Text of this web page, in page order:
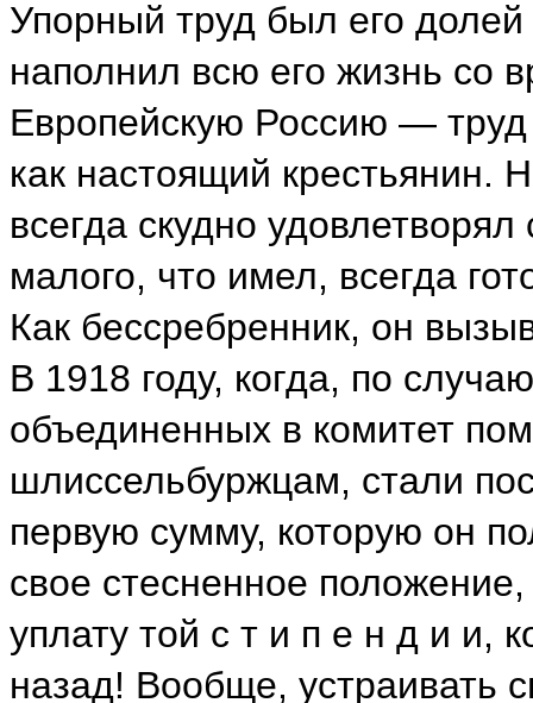
Упорный труд был его долей
наполнил всю его жизнь со
Европейскую Россию —
как настоящий крестьянин.
всегда скудно
малого, что имел, всегда
Как бессребренник, он
В 1918 году, когда, по
объединенных в комитет
шлиссельбуржцам, стали
первую сумму, которую он
свое стесненное
уплату той с т и п е н д и и,
назад! Вообще, устраивать